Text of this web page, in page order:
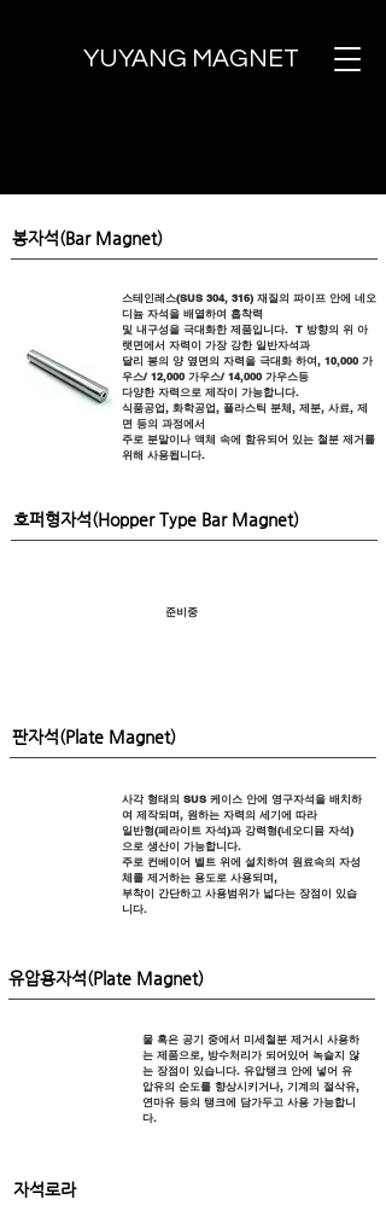
YUYANG MAGNET
봉자석(Bar Magnet)
스테인레스(SUS 304, 316) 재질의 파이프 안에 네오
디늄 자석을 배열하여 흡착력
및 내구성을 극대화한 제품입니다. T 방향의 위 아
랫면에서 자력이 가장 강한 일반자석과
달리 봉의 양 옆면의 자력을 극대화 하여, 10,000 가
우스/ 12,000 가우스/ 14,000 가우스등
다양한 자력으로 제작이 가능합니다.
식품공업, 화학공업, 플라스틱 분체, 제분, 사료, 제
면 등의 과정에서
주로 분말이나 액체 속에 함유되어 있는 철분 제거를
위해 사용됩니다.
​호퍼형자석(Hopper Type Bar Magnet)
준비중
판자석(Plate Magnet)
​사각 형태의 SUS 케이스 안에 영구자석을 배치하
여 제작되며, 원하는 자력의 세기에 따라
일반형(페라이트 자석)과 강력형(네오디뮴 자석)
으로 생산이 가능합니다.
주로 컨베이어 벨트 위에 설치하여 원료속의 자성
체를 제거하는 용도로 사용되며,
부착이 간단하고 사용범위가 넓다는 장점이 있습
니다.
유압용자석(Plate Magnet)
물 혹은 공기 중에서 미세철분 제거시 사용하
는 제품으로, 방수처리가 되어있어 녹슬지 않
는 장점이 있습니다. 유압탱크 안에 넣어 유
압유의 순도를 향상시키거나, 기계의 절삭유,
연마유 등의 탱크에 담가두고 사용 가능합니
다. ​
자석로라